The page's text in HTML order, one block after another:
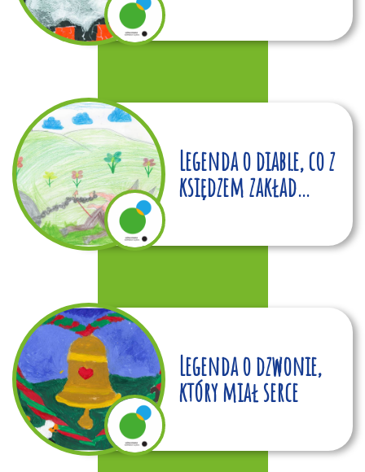
Legenda o diable, co z
księdzem zakład
Legenda o dzwonie,
który miał serce